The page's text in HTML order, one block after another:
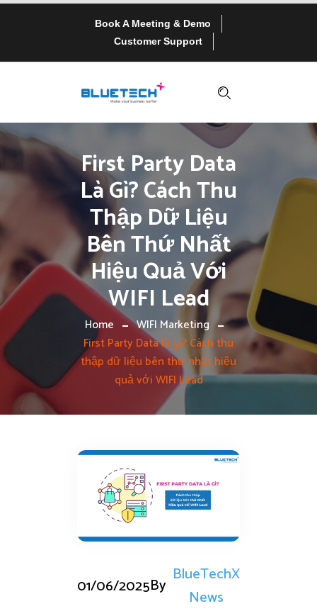
Book A Meeting & Demo
Customer Support
First Party Data
Là Gì? Cách Thu
Thập Dữ Liệu
Bên Thứ Nhất
Hiệu Quả Với
WIFI Lead
Home
WIFI Marketing
First Party Data là gì? Cách thu
thập dữ liệu bên thứ nhất hiệu
quả với WIFI Lead
01/06/2025By BlueTechX
News